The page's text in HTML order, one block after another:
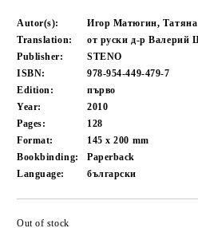
Autor(s):
Игор Матюгин,
Translation:
от руски д-р Валерий
Publisher:
STENO
ISBN:
978-954-449-479-7
Edition:
първо
Year:
2010
Pages:
128
Format:
145 x 200 mm
Bookbinding:
Paperback
Language:
български
Out of stock